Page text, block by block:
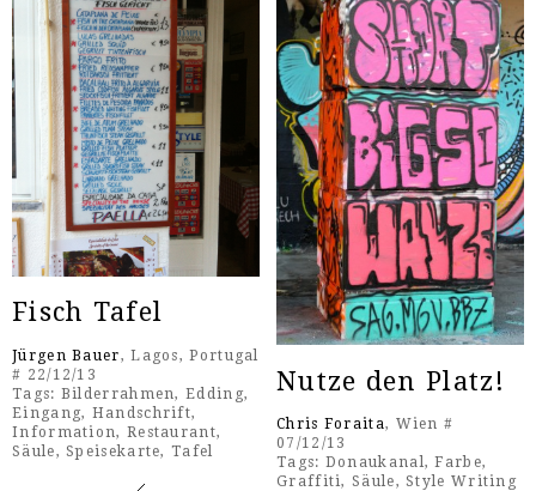
Fisch Tafel
Jürgen Bauer, Lagos, Portugal
# 22/12/13
Tags: Bilderrahmen,Edding,
Eingang, Handschrift,
Information, Restaurant,
Säule,Speisekarte,Tafel
Nutze den Platz!
Chris Foraita, Wien #
07/12/13
Tags: Donaukanal ,Farbe,
Graffiti,Säule,Style Writing